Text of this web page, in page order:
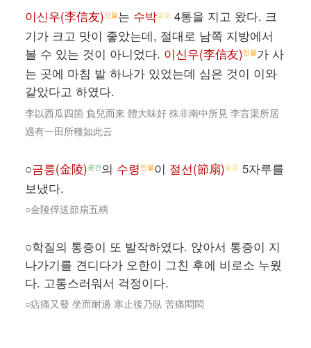
이신우(李信友)인물는 수박물품 4통을 지고 왔다. 크
기가 크고 맛이 좋았는데, 절대로 남쪽 지방에서
볼 수 있는 것이 아니었다. 이신우(李信友)인물가 사
는 곳에 마침 밭 하나가 있었는데 심은 것이 이와
같았다고 하였다.
李以西瓜四箇 負兒而來 體大味好 殊非南中所見 李言渠所居
適有一田所種如此云
○금릉(金陵)공간의 수령 인물이 절선(節扇)물품 5자루를
보냈다.
○金陵倅送節扇五柄
○학질의 통증이 또 발작하였다. 앉아서 통증이 지
나가기를 견디다가 오한이 그친 후에 비로소 누웠
다. 고통스러워서 걱정이다.
○痁痛又發 坐而耐過 寒止後乃臥 苦痛悶悶